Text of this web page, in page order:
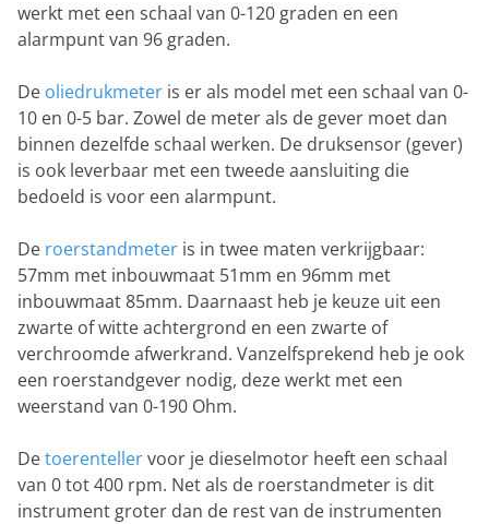
werkt met een schaal van 0-120 graden en een
alarmpunt van 96 graden.
De oliedrukmeter is er als model met een schaal van 0-
10 en 0-5 bar. Zowel de meter als de gever moet dan
binnen dezelfde schaal werken. De druksensor (gever)
is ook leverbaar met een tweede aansluiting die
bedoeld is voor een alarmpunt.
De roerstandmeter is in twee maten verkrijgbaar:
57mm met inbouwmaat 51mm en 96mm met
inbouwmaat 85mm. Daarnaast heb je keuze uit een
zwarte of witte achtergrond en een zwarte of
verchroomde afwerkrand. Vanzelfsprekend heb je ook
een roerstandgever nodig, deze werkt met een
weerstand van 0-190 Ohm.
Detoerentellervoor je dieselmotor heeft een schaal
van 0 tot 400 rpm. Net als de roerstandmeter is dit
instrument groter dan de rest van de instrumenten